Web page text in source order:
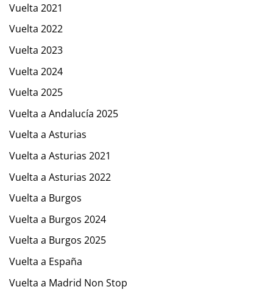
Vuelta 2021
Vuelta 2022
Vuelta 2023
Vuelta 2024
Vuelta 2025
Vuelta a Andalucía 2025
Vuelta a Asturias
Vuelta a Asturias 2021
Vuelta a Asturias 2022
Vuelta a Burgos
Vuelta a Burgos 2024
Vuelta a Burgos 2025
Vuelta a España
Vuelta a Madrid Non Stop